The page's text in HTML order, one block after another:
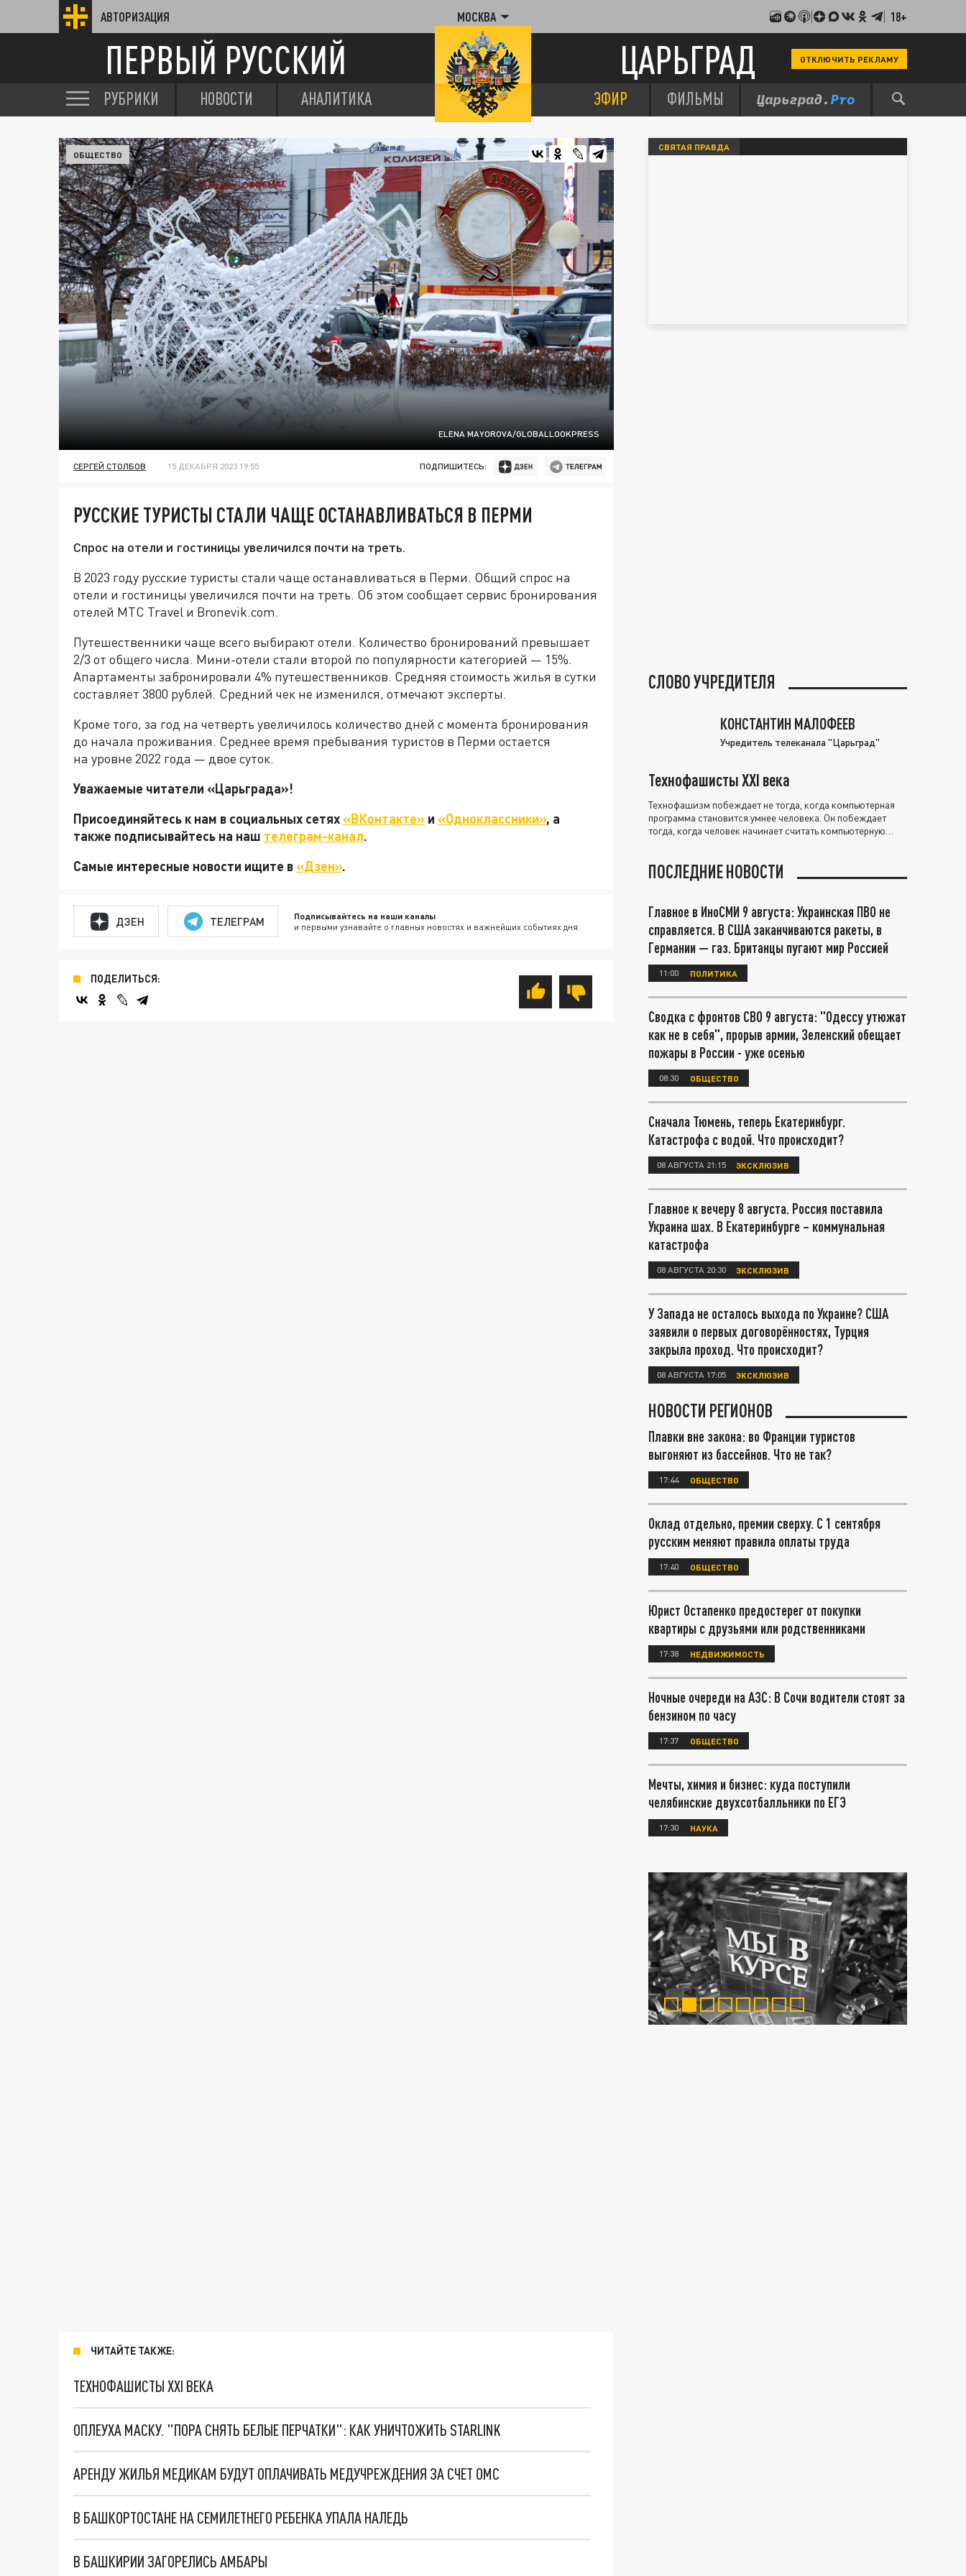
АВТОРИЗАЦИЯ МОСКВА 18+
ПЕРВЫЙ РУССКИЙ ЦАРЬГРАД ОТКЛЮЧИТЬ РЕКЛАМУ
РУБРИКИ НОВОСТИ АНАЛИТИКА ЭФИР ФИЛЬМЫ
ELENA MAYOROVA/GLOBALLOOKPRESS
ОБЩЕСТВО
СЕРГЕЙ СТОЛБОВ 15 ДЕКАБРЯ 2023 19:55 ПОДПИШИТЕСЬ:
РУССКИЕ ТУРИСТЫ СТАЛИ ЧАЩЕ ОСТАНАВЛИВАТЬСЯ В ПЕРМИ
Спрос на отели и гостиницы увеличился почти на треть.
В 2023 году русские туристы стали чаще останавливаться в Перми. Общий спрос на
отели и гостиницы увеличился почти на треть. Об этом сообщает сервис бронирования
отелей МТС Travel и Bronevik.com.
Путешественники чаще всего выбирают отели. Количество бронирований превышает
2/3 от общего числа. Мини-отели стали второй по популярности категорией — 15%.
Апартаменты забронировали 4% путешественников. Средняя стоимость жилья в сутки
составляет 3800 рублей. Средний чек не изменился, отмечают эксперты.
Кроме того, за год на четверть увеличилось количество дней с момента бронирования
до начала проживания. Среднее время пребывания туристов в Перми остается
на уровне 2022 года — двое суток.
Уважаемые читатели «Царьграда»!
Присоединяйтесь к нам в социальных сетях«ВКонтакте» и «Одноклассники», а
также подписывайтесь на наш телеграм-канал.
Самые интересные новости ищите в«Дзен».
ДЗЕН ТЕЛЕГРАМ Подписывайтесь на наши каналы
и первыми узнавайте о главных новостях и важнейших событиях дня.
ПОДЕЛИТЬСЯ:
ЧИТАЙТЕ ТАКЖЕ:
ТЕХНОФАШИСТЫ XXI ВЕКА
ОПЛЕУХА МАСКУ. "ПОРА СНЯТЬ БЕЛЫЕ ПЕРЧАТКИ": КАК УНИЧТОЖИТЬ STARLINK
АРЕНДУ ЖИЛЬЯ МЕДИКАМ БУДУТ ОПЛАЧИВАТЬ МЕДУЧРЕЖДЕНИЯ ЗА СЧЕТ ОМС
В БАШКОРТОСТАНЕ НА СЕМИЛЕТНЕГО РЕБЕНКА УПАЛА НАЛЕДЬ
В БАШКИРИИ ЗАГОРЕЛИСЬ АМБАРЫ
СВЯТАЯ ПРАВДА
СЛОВО УЧРЕДИТЕЛЯ
КОНСТАНТИН МАЛОФЕЕВ
Учредитель телеканала "Царьград"
Технофашисты XXI века
Технофашизм побеждает не тогда, когда компьютерная
программа становится умнее человека. Он побеждает
тогда, когда человек начинает считать компьютерную
ПОСЛЕДНИЕ НОВОСТИ
Главное в ИноСМИ 9 августа: Украинская ПВО не
справляется. В США заканчиваются ракеты, в
Германии — газ. Британцы пугают мир Россией
11:00 ПОЛИТИКА
Сводка с фронтов СВО 9 августа: "Одессу утюжат
как не в себя", прорыв армии, Зеленский обещает
пожары в России - уже осенью
08:30 ОБЩЕСТВО
Сначала Тюмень, теперь Екатеринбург.
Катастрофа с водой. Что происходит?
08 АВГУСТА 21:15 ЭКСКЛЮЗИВ
Главное к вечеру 8 августа. Россия поставила
Украина шах. В Екатеринбурге – коммунальная
катастрофа
08 АВГУСТА 20:30 ЭКСКЛЮЗИВ
У Запада не осталось выхода по Украине? США
заявили о первых договорённостях, Турция
закрыла проход. Что происходит?
08 АВГУСТА 17:05 ЭКСКЛЮЗИВ
НОВОСТИ РЕГИОНОВ
Плавки вне закона: во Франции туристов
выгоняют из бассейнов. Что не так?
17:44 ОБЩЕСТВО
Оклад отдельно, премии сверху. С 1 сентября
русским меняют правила оплаты труда
17:40 ОБЩЕСТВО
Юрист Остапенко предостерег от покупки
квартиры с друзьями или родственниками
17:38 НЕДВИЖИМОСТЬ
Ночные очереди на АЗС: В Сочи водители стоят за
бензином по часу
17:37 ОБЩЕСТВО
Мечты, химия и бизнес: куда поступили
челябинские двухсотбалльники по ЕГЭ
17:30 НАУКА